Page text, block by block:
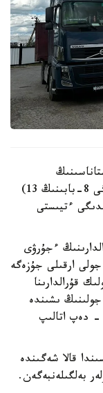
مارتەبەسى تۋرالى» ق ر كونستيتۋتسيالىق زاڭى 8-بابىنىڭ 13)
ءتيىستى
ءجۇرۋى
جولى ارقىلى جۇزەگە
قۇرالدارىنا
جولىنىڭ ىشىندە
- دەپ اتالىپ
قالا شەگىندە
بەلگىلەنبەگەن.